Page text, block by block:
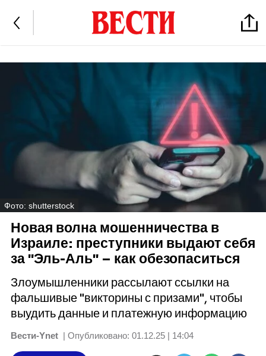
Фото: shutterstock
Новая волна мошенничества в
Израиле: преступники выдают себя
за "Эль-Аль" – как обезопаситься
Злоумышленники рассылают ссылки на
фальшивые "викторины с призами", чтобы
выудить данные и платежную информацию
Вести-Ynet | Опубликовано: 01.12.25 | 14:04